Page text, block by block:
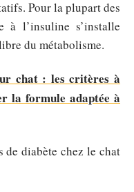
Pour la plupart des
à l’insuline s’installe
du métabolisme.
chat : les critères à
la formule adaptée à
diabète chez le chat